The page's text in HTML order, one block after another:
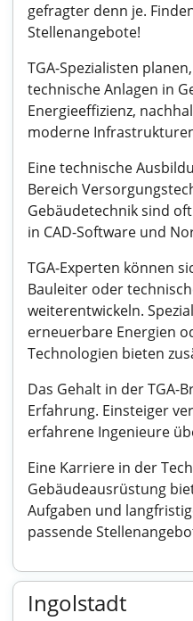
gefragter denn je.
Stellenangebote!
TGA-Spezialisten
technische Anlagen in
Energieeffizienz,
moderne
Eine technische
Bereich
Gebäudetechnik sind
in CAD-Software und
TGA-Experten können
Bauleiter oder
weiterentwickeln.
erneuerbare Energien
Technologien bieten
Das Gehalt in der TGA-
Erfahrung. Einsteiger
erfahrene Ingenieure
Eine Karriere in der
Gebäudeausrüstung
Aufgaben und
passende
Ingolstadt